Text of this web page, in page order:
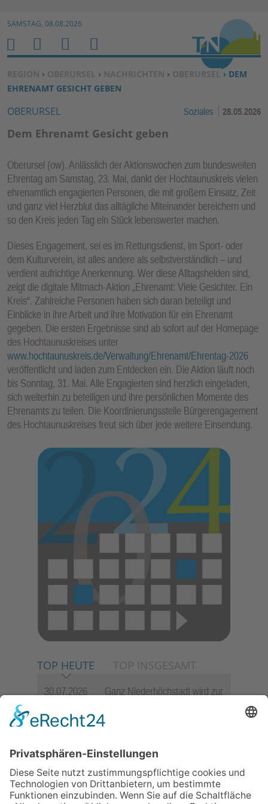
Zum Inhalt springen ↓
SAMSTAG, 08.08.2026
SIE BEFINDEN SICH HIER:
REGION › OBERURSEL › NACHRICHTEN › OBERURSEL › DEM
EHRENAMT GESICHT GEBEN
OBERURSEL Soziales 28.05.2026
Dem Ehrenamt Gesicht geben
Oberursel (ow). Anlässlich der Aktionswochen zum bundesweiten
Ehrentag am Samstag, 23. Mai, dankt der Hochtaunuskreis vielen
ehrenamtlich engagierten Personen, die mit großem Einsatz, Zeit
und ganz viel Herzblut das alltägliche Miteinander bereichern und
so den Kreis jeden Tag ein Stück lebenswerter machen.
Dieses Engagement, sei es im Rettungsdienst, im Sport- oder
dem Kulturverein, ist alles andere als selbstverständlich – und
verdient aufrichtige Anerkennung. Wer diese Alltagshelden sind,
zeigt die digitale Mitmach-Aktion „Ehrenamt: Viele Gesichter. Ein
Kreis“. Zahlreiche Personen haben sich daran beteiligt und
Einblicke in ihre Arbeit und ihre Motivation für ein Ehrenamt
gegeben. Die ersten Ergebnisse sind ab sofort auf der Homepage
des Hochtaunuskreises unter
www.hochtaunuskreis.de/Verwaltung/Ehrenamt/Ehrentag-2026
veröffentlicht und laden zum Entdecken ein. Die Aktion läuft noch
bis Sonntag, 31. Mai. Alle Engagierten sind herzlich eingeladen,
sich weiterhin zu beteiligen und ihre persönlichen Momente des
Ehrenamts zu teilen. Die Koordinierungsstelle Bürgerengagement
des Hochtaunuskreises freut sich über jede weitere Einsendung.
TOP HEUTE TOP INSGESAMT
30.07.2026
Ganz Niederhöchstadt wird zur
06.08.2026
Jugendchor Hochtaunus
Programm „Changes“
Sommerabend: Der Rettershof
lädt wieder zum Weinfest ein
H
O
M
E
M
E
N
U
S
U
C
N
B
E
N
Z
R
F
U
N
K
TI
O
N
E
N